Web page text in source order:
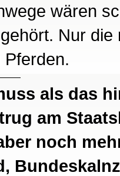
wären
Nur
als das
am
noch